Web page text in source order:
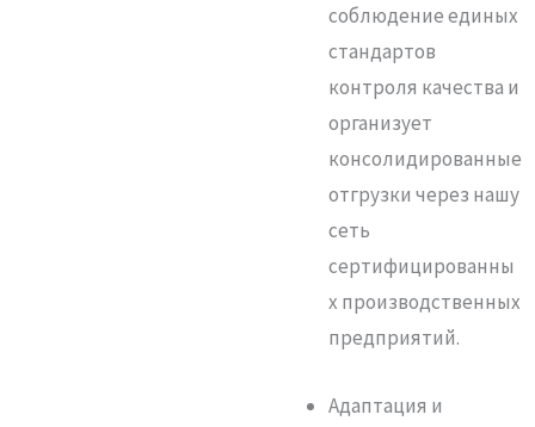
соблюдение единых
стандартов
контроля качества и
организует
консолидированные
отгрузки через нашу
сеть
сертифицированны
х производственных
предприятий.
Адаптация и